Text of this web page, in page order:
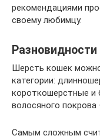
рекомендациями
своему любимцу.
Шерсть кошек
категории:
короткошерстные и
волосяного
Самым сложным